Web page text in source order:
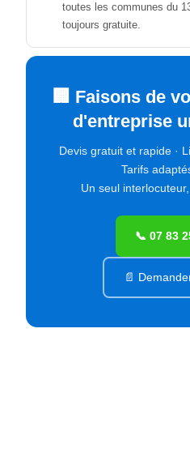
toutes les communes du
toujours gratuite.
🏢 Faisons de
d'entreprise
Devis gratuit et rapide ·
Tarifs
Un seul
📞 07 83
📄